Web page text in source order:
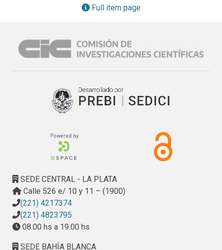
temprano. A propósito de un caso
Columna de residentes
- Primera cohorte de residentes de terapia ocupacional en
- Lengua de señas con una mirada integral a todo el equipo
. VIII Jornadas de Actualización en Pediatría Ludovica
en niños, niñas y adolescentes”
Full item page
SEDE CENTRAL - LA PLATA
Calle 526 e/ 10 y 11 – (1900)
(221) 4217374
(221) 4823795
08.00 hs a 19.00 hs
SEDE BAHÍA BLANCA